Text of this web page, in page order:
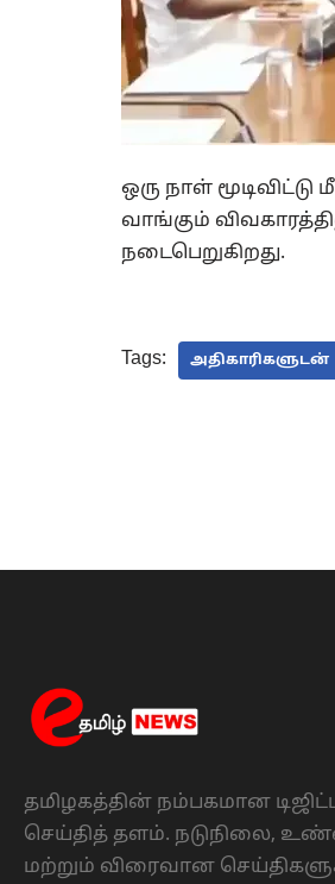
ஒரு நாள்
வாங்கும்
நடைபெறுகிறது.
Tags: அதிகாரிகளுடன்
தமிழகத்தின் நம்பகமான
செய்தித் தளம். நடுநிலை,
மற்றும் விரைவான